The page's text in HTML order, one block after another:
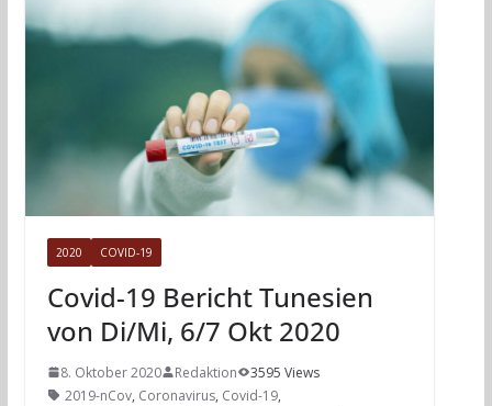
2020 COVID-19
Covid-19 Bericht Tunesien
von Di/Mi, 6/7 Okt 2020
8. Oktober 2020 Redaktion
3595 Views
2019-nCov, Coronavirus, Covid-19,